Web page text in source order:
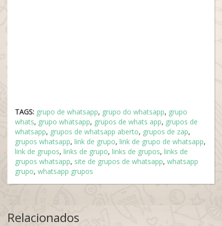
TAGS: grupo de whatsapp, grupo do whatsapp, grupo
whats, grupo whatsapp, grupos de whats app, grupos de
whatsapp, grupos de whatsapp aberto, grupos de zap,
grupos whatsapp, link de grupo, link de grupo de whatsapp,
link de grupos, links de grupo, links de grupos, links de
grupos whatsapp, site de grupos de whatsapp, whatsapp
grupo, whatsapp grupos
Relacionados